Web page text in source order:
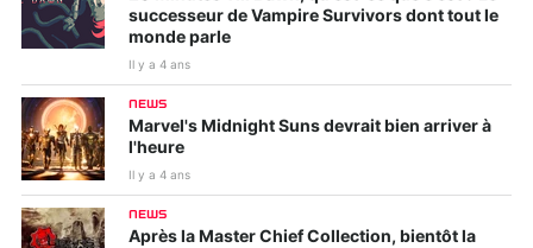
successeur de Vampire Survivors dont tout le
monde parle
Il y a 4 ans
NEWS
Marvel's Midnight Suns devrait bien arriver à
l'heure
Il y a 4 ans
NEWS
Après la Master Chief Collection, bientôt la